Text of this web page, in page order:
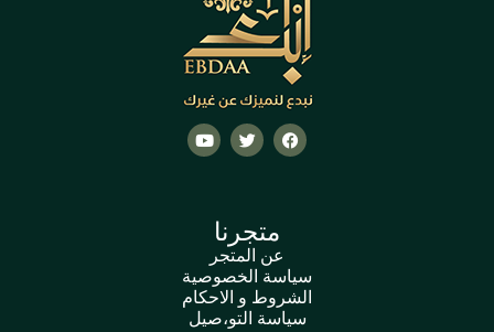
متجرنا
عن المتجر
سياسة الخصوصية
الشروط و الاحكام
سياسة التو،صيل